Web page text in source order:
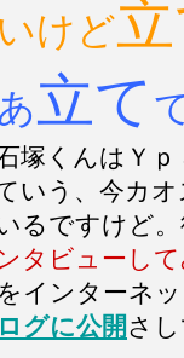
けど
立て
塚くんはＹ
いう、今カ
るですけど
タビューし
インターネ
グに公開 さ